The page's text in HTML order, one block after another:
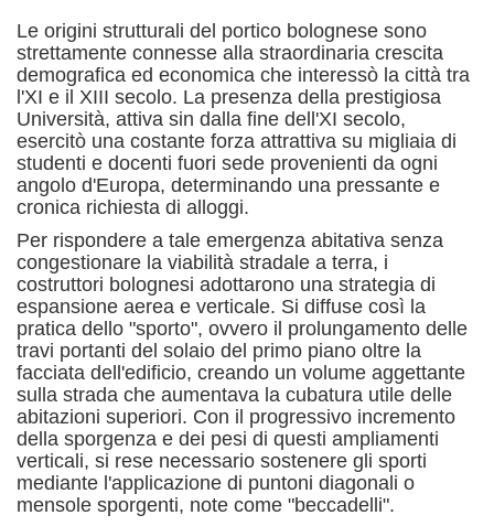
Le origini strutturali del portico bolognese sono
strettamente connesse alla straordinaria crescita
demografica ed economica che interessò la città tra
l'XI e il XIII secolo. La presenza della prestigiosa
Università, attiva sin dalla fine dell'XI secolo,
esercitò una costante forza attrattiva su migliaia di
studenti e docenti fuori sede provenienti da ogni
angolo d'Europa, determinando una pressante e
cronica richiesta di alloggi.
Per rispondere a tale emergenza abitativa senza
congestionare la viabilità stradale a terra, i
costruttori bolognesi adottarono una strategia di
espansione aerea e verticale. Si diffuse così la
pratica dello "sporto", ovvero il prolungamento delle
travi portanti del solaio del primo piano oltre la
facciata dell'edificio, creando un volume aggettante
sulla strada che aumentava la cubatura utile delle
abitazioni superiori. Con il progressivo incremento
della sporgenza e dei pesi di questi ampliamenti
verticali, si rese necessario sostenere gli sporti
mediante l'applicazione di puntoni diagonali o
mensole sporgenti, note come "beccadelli".